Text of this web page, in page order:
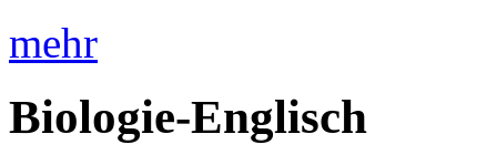
mehr
Biologie-Englisch